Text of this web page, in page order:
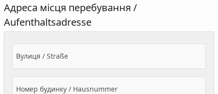
Адреса місця перебування /
Aufenthaltsadresse
Вулиця / Straße
Номер будинку / Hausnummer